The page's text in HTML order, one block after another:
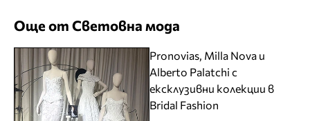
Още от Световна мода
Pronovias, Milla Nova и
Alberto Palatchi с
ексклузивни колекции в
Bridal Fashion